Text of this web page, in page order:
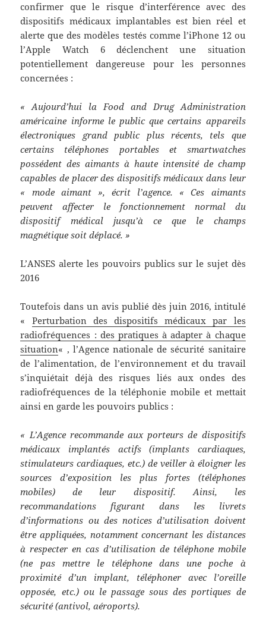
confirmer que le risque d’interférence avec des
dispositifs médicaux implantables est bien réel et
alerte que des modèles testés comme l’iPhone 12 ou
l’Apple Watch 6 déclenchent une situation
potentiellement dangereuse pour les personnes
concernées :
« Aujourd’hui la Food and Drug Administration
américaine informe le public que certains appareils
électroniques grand public plus récents, tels que
certains téléphones portables et smartwatches
possédent des aimants à haute intensité de champ
capables de placer des dispositifs médicaux dans leur
« mode aimant », écrit l’agence. « Ces aimants
peuvent affecter le fonctionnement normal du
dispositif médical jusqu’à ce que le champs
magnétique soit déplacé. »
L’ANSES alerte les pouvoirs publics sur le sujet dès
2016
Toutefois dans un avis publié dès juin 2016, intitulé
« Perturbation des dispositifs médicaux par les
radiofréquences : des pratiques à adapter à chaque
situation« , l’Agence nationale de sécurité sanitaire
de l’alimentation, de l’environnement et du travail
s’inquiétait déjà des risques liés aux ondes des
radiofréquences de la téléphonie mobile et mettait
ainsi en garde les pouvoirs publics :
« L’Agence recommande aux porteurs de dispositifs
médicaux implantés actifs (implants cardiaques,
stimulateurs cardiaques, etc.) de veiller à éloigner les
sources d’exposition les plus fortes (téléphones
mobiles) de leur dispositif. Ainsi, les
recommandations figurant dans les livrets
d’informations ou des notices d’utilisation doivent
être appliquées, notamment concernant les distances
à respecter en cas d’utilisation de téléphone mobile
(ne pas mettre le téléphone dans une poche à
proximité d’un implant, téléphoner avec l’oreille
opposée, etc.) ou le passage sous des portiques de
sécurité (antivol, aéroports).